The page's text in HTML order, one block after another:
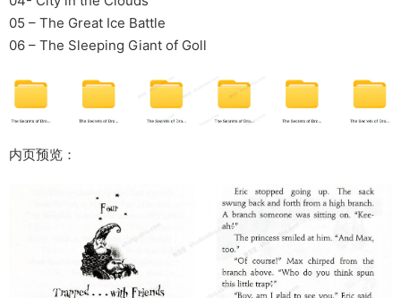
05 – The Great Ice Battle
06 – The Sleeping Giant of Goll
内页预览：